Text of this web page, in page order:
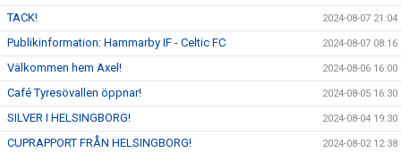
TACK! 2024-08-07 21:04
Publikinformation: Hammarby IF - Celtic FC 2024-08-07 08:16
Välkommen hem Axel! 2024-08-06 16:00
Café Tyresövallen öppnar! 2024-08-05 16:30
SILVER I HELSINGBORG! 2024-08-04 19:30
CUPRAPPORT FRÅN HELSINGBORG! 2024-08-02 12:38